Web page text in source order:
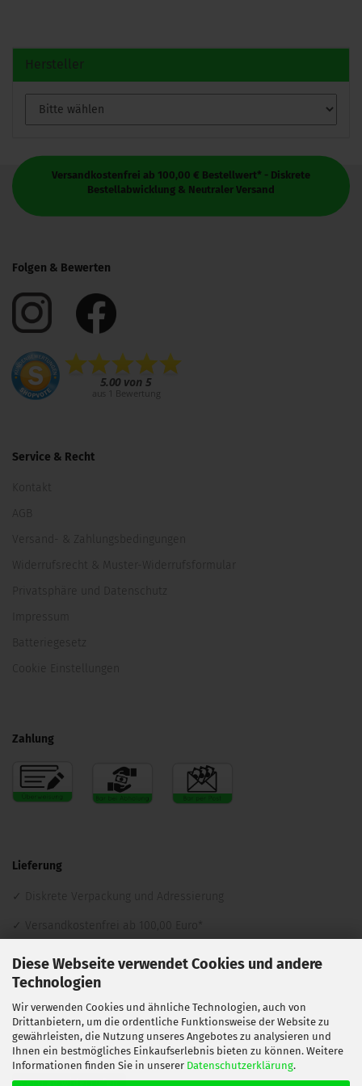
Diese Webseite verwendet Cookies und andere
Technologien
Wir verwenden Cookies und ähnliche Technologien, auch von
Drittanbietern, um die ordentliche Funktionsweise der Website zu
gewährleisten, die Nutzung unseres Angebotes zu analysieren und
Ihnen ein bestmögliches Einkaufserlebnis bieten zu können. Weitere
Informationen finden Sie in unserer Datenschutzerklärung.
Hersteller
Versandkostenfrei ab 100,00 € Bestellwert* - Diskrete
Bestellabwicklung & Neutraler Versand
Folgen & Bewerten
Service & Recht
Kontakt
AGB
Versand- & Zahlungsbedingungen
Widerrufsrecht & Muster-Widerrufsformular
Privatsphäre und Datenschutz
Impressum
Batteriegesetz
Cookie Einstellungen
Zahlung
Lieferung
Diskrete Verpackung und Adressierung
Versandkostenfrei ab 100,00 Euro*
Lieferung per DHL, Hermes oder DPD
* innerhalb Deutschlands mit Standardversand und mit
Ausnahme von Sperrgut sowie Substraten in Säcken (Erde, Kokos,
Perlite, etc.)
Vertrag widerrufen